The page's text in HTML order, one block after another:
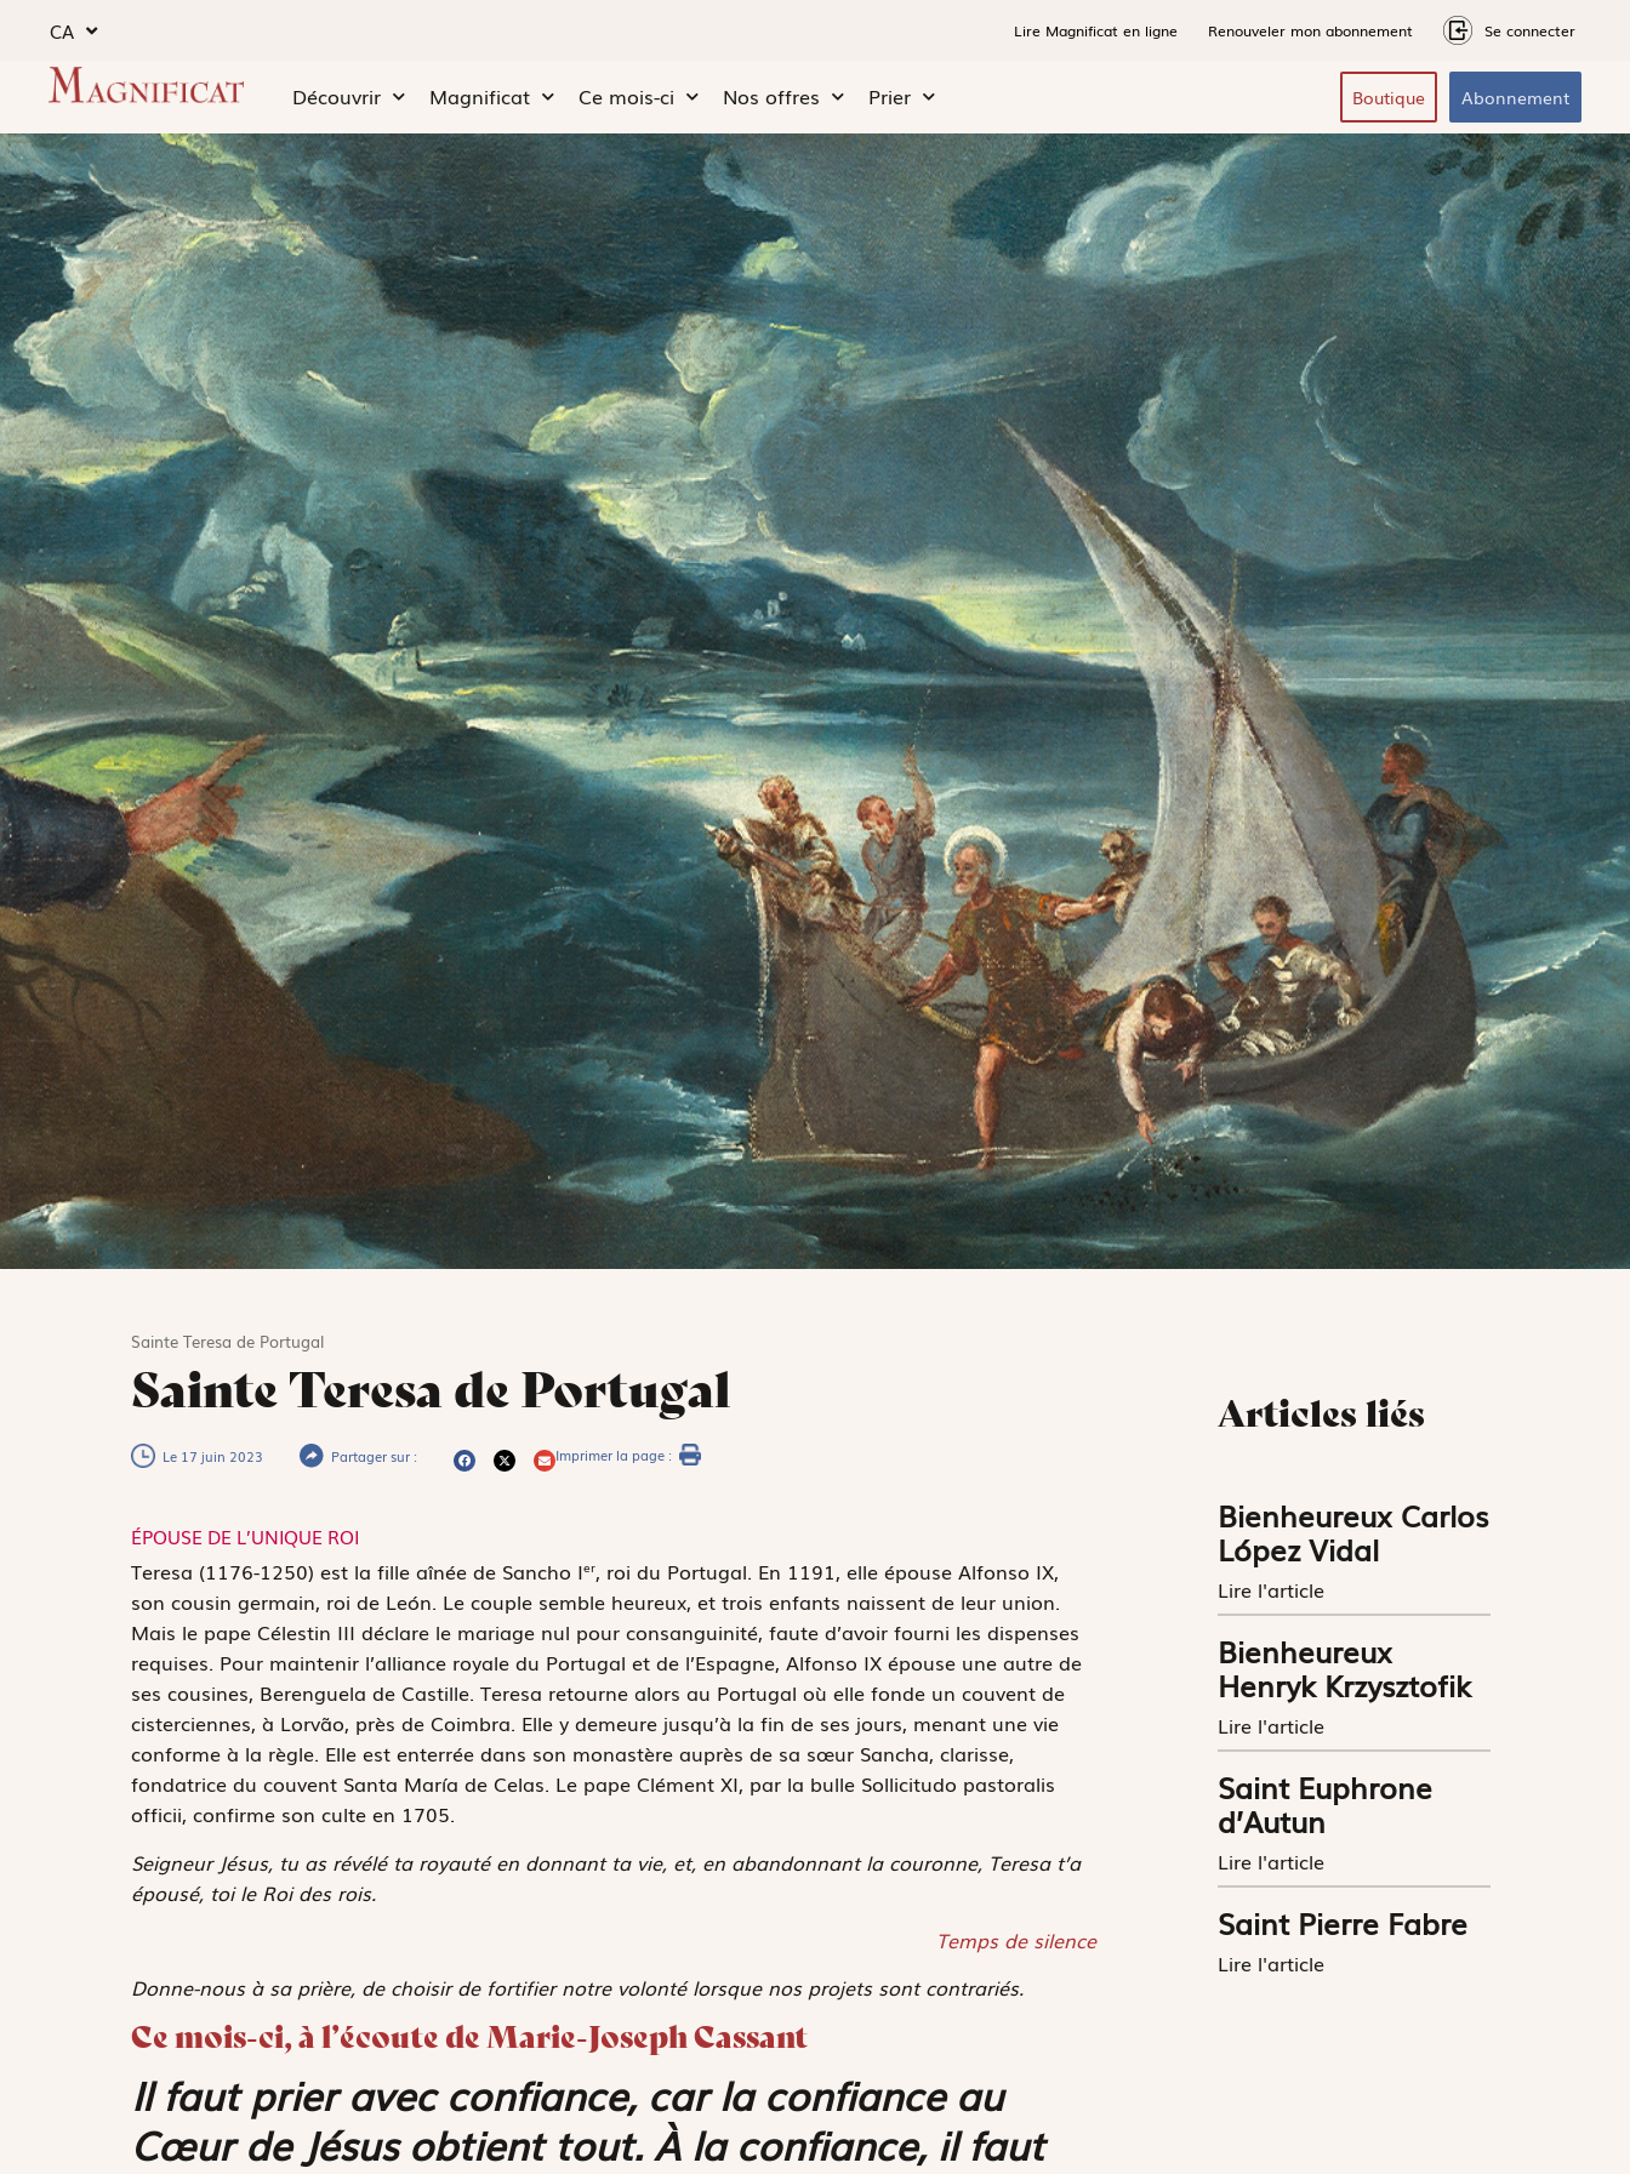
CA Lire Magnificat en ligne Renouveler mon abonnement Se connecter
Découvrir Magnificat Ce mois-ci Nos offres Prier Boutique Abonnement
Sainte Teresa de Portugal
Sainte Teresa de Portugal
Le 17 juin 2023 Partager sur : Imprimer la page :
ÉPOUSE DE L’UNIQUE ROI
Teresa (1176-1250) est la fille aînée de Sancho Ier, roi du Portugal. En 1191, elle épouse Alfonso IX,
son cousin germain, roi de León. Le couple semble heureux, et trois enfants naissent de leur union.
Mais le pape Célestin III déclare le mariage nul pour consanguinité, faute d’avoir fourni les dispenses
requises. Pour maintenir l’alliance royale du Portugal et de l’Espagne, Alfonso IX épouse une autre de
ses cousines, Berenguela de Castille. Teresa retourne alors au Portugal où elle fonde un couvent de
cisterciennes, à Lorvão, près de Coimbra. Elle y demeure jusqu’à la fin de ses jours, menant une vie
conforme à la règle. Elle est enterrée dans son monastère auprès de sa sœur Sancha, clarisse,
fondatrice du couvent Santa María de Celas. Le pape Clément XI, par la bulle Sollicitudo pastoralis
officii, confirme son culte en 1705.
Seigneur Jésus, tu as révélé ta royauté en donnant ta vie, et, en abandonnant la couronne, Teresa t’a
épousé, toi le Roi des rois.
Temps de silence
Donne-nous à sa prière, de choisir de fortifier notre volonté lorsque nos projets sont contrariés.
Ce mois-ci, à l’écoute de Marie-Joseph Cassant
Il faut prier avec confiance, car la confiance au
Cœur de Jésus obtient tout. À la confiance, il faut
Articles liés
Bienheureux Carlos
López Vidal
Lire l'article
Bienheureux
Henryk Krzysztofik
Lire l'article
Saint Euphrone
d’Autun
Lire l'article
Saint Pierre Fabre
Lire l'article